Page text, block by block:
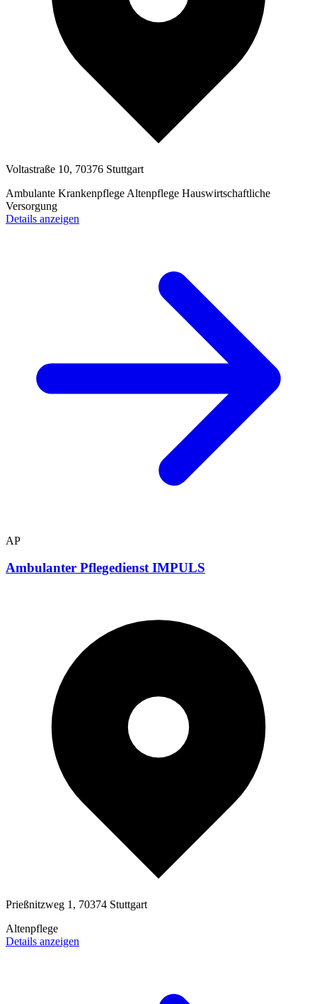
Voltastraße 10, 70376 Stuttgart
Ambulante Krankenpflege Altenpflege Hauswirtschaftliche
Versorgung
Details anzeigen
AP
Ambulanter Pflegedienst IMPULS
Prießnitzweg 1, 70374 Stuttgart
Altenpflege
Details anzeigen